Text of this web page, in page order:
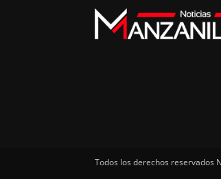
Todos los derechos reservados